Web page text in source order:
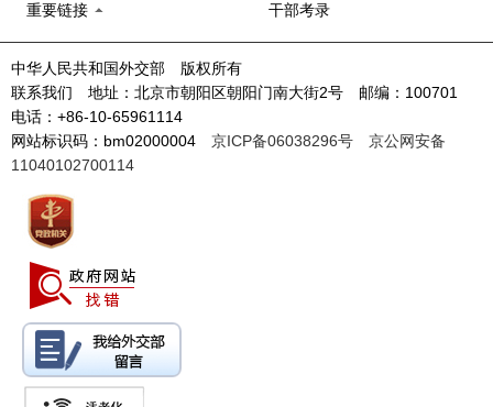
重要链接 干部考录
中华人民共和国外交部 版权所有
联系我们 地址：北京市朝阳区朝阳门南大街2号 邮编：100701
电话：+86-10-65961114
网站标识码：bm02000004 京ICP备06038296号
京公网安备
11040102700114